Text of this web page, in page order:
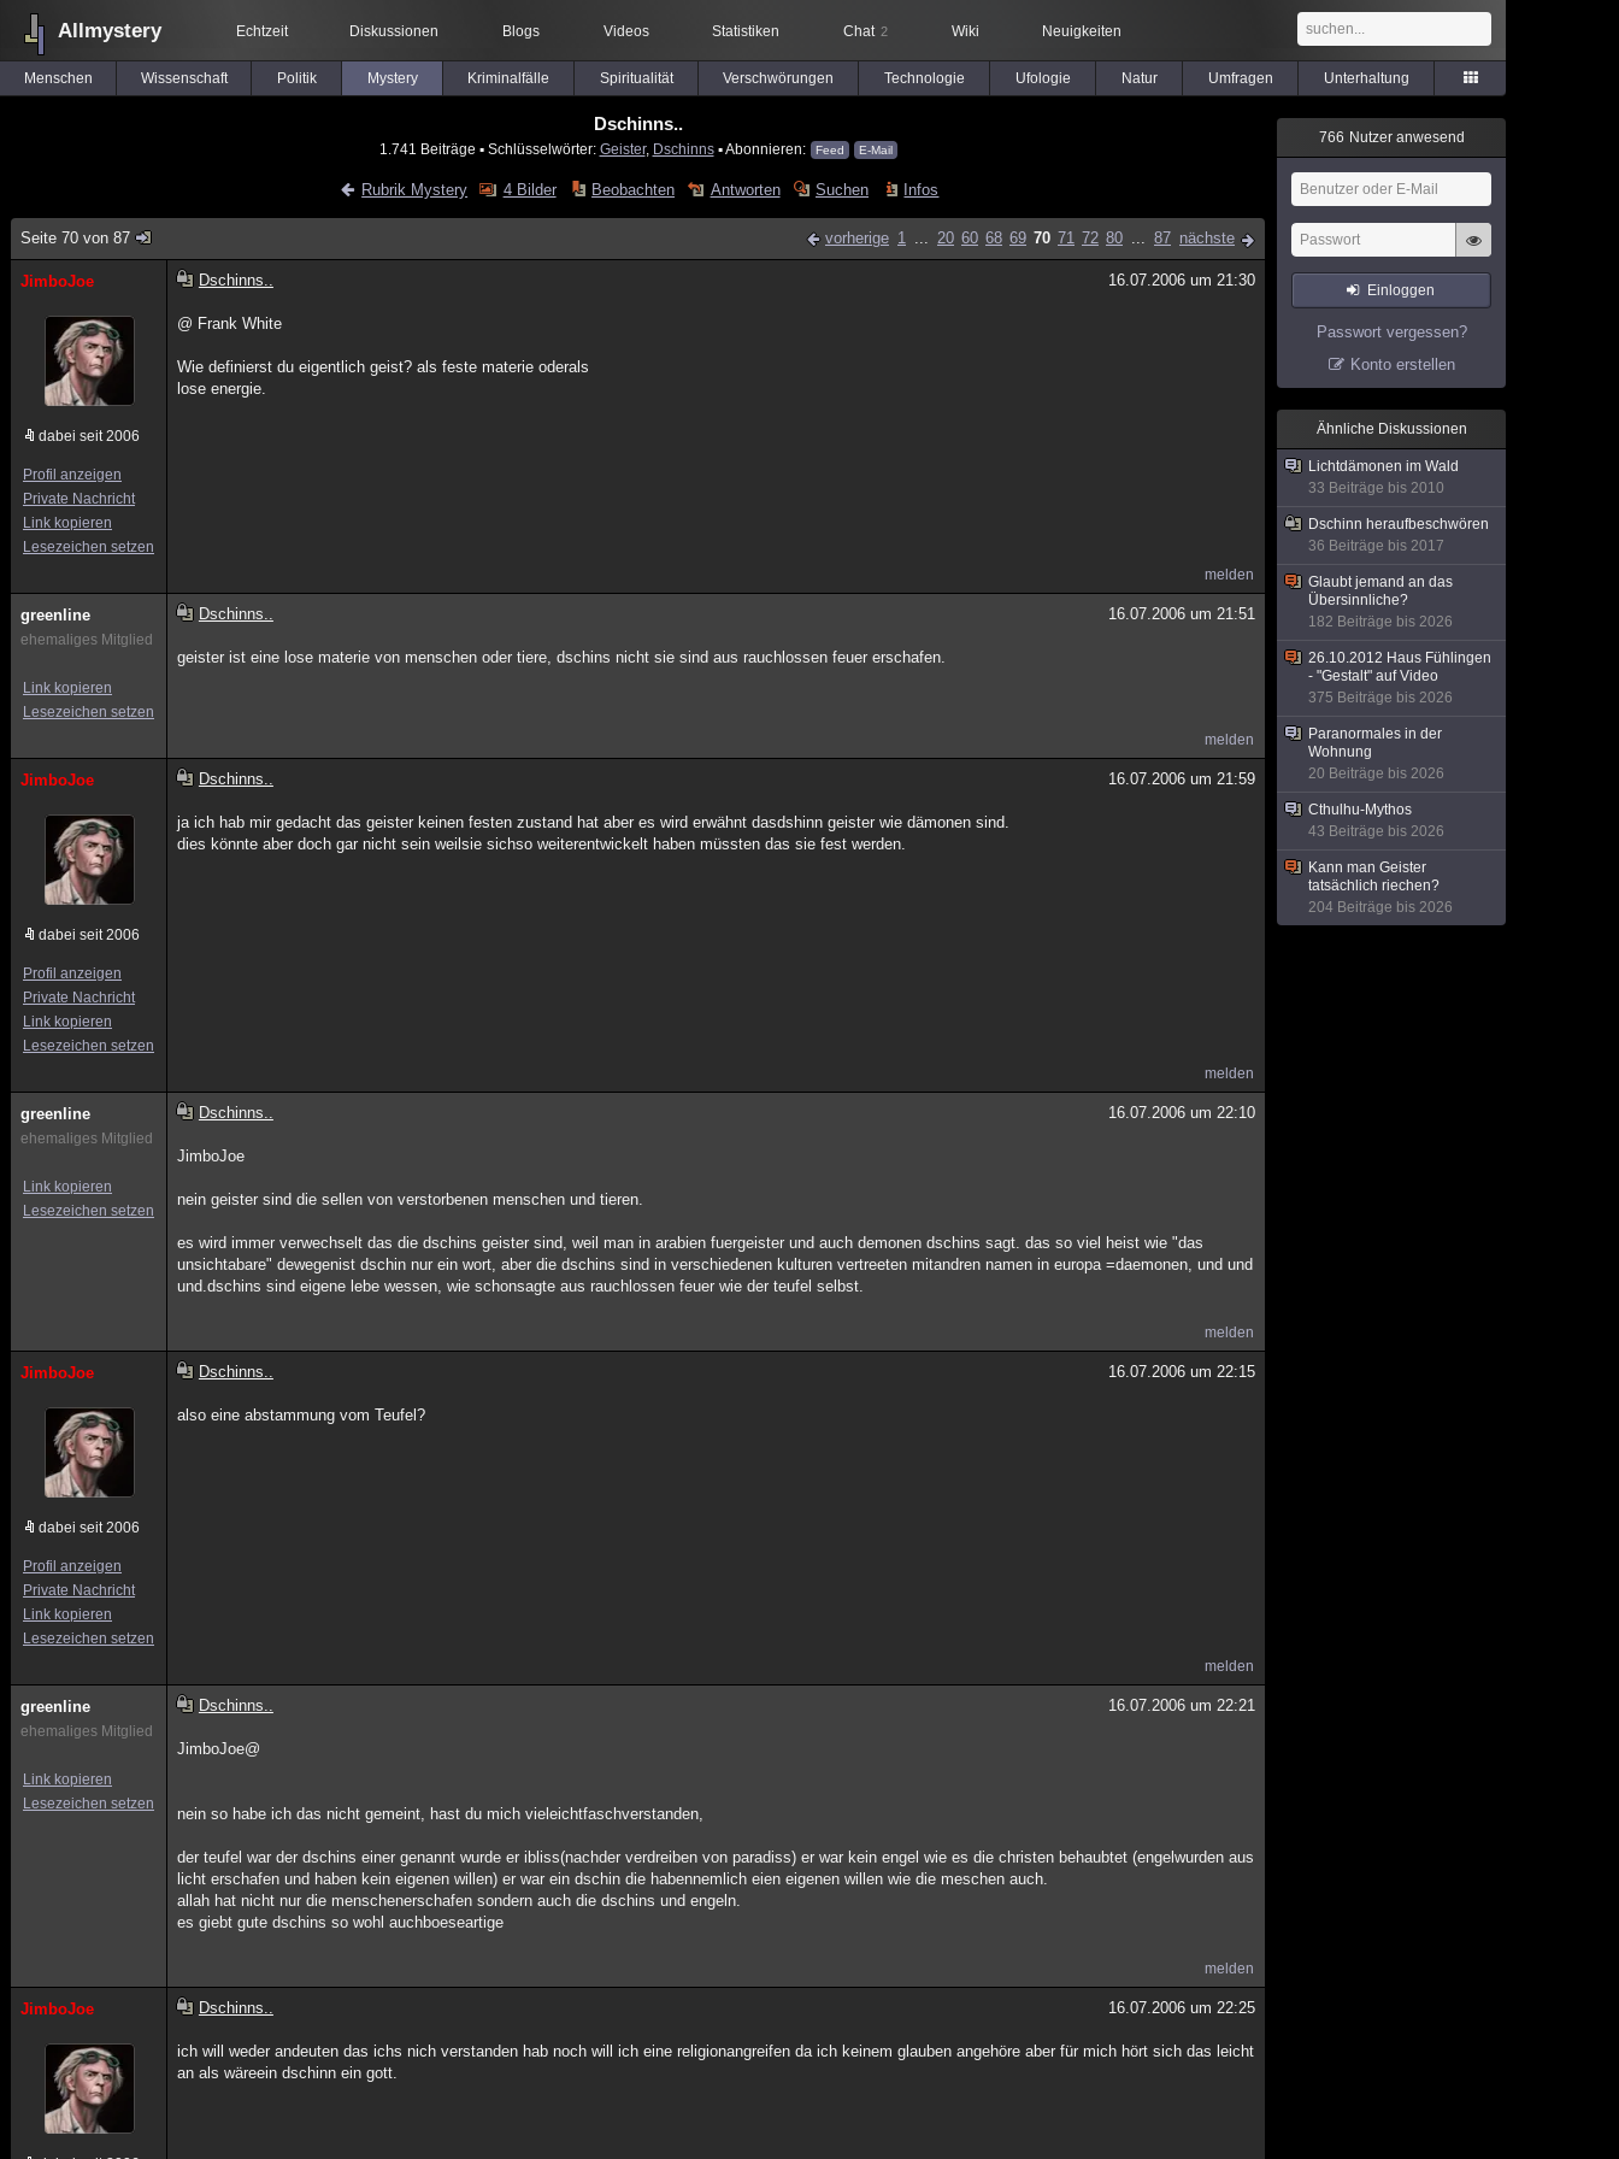
Allmystery Echtzeit Diskussionen Blogs Videos Statistiken Chat 2 Wiki Neuigkeiten
Menschen Wissenschaft Politik Mystery Kriminalfälle Spiritualität Verschwörungen Technologie Ufologie Natur Umfragen Unterhaltung
Dschinns..
1.741 Beiträge ▪ Schlüsselwörter: Geister, Dschinns▪ Abonnieren: Feed E-Mail
Rubrik Mystery 4 Bilder Beobachten Antworten Suchen Infos
Seite 70 von 87 vorherige 1 ... 20 60 68 69 70 71 72 80 ... 87 nächste
JimboJoe
dabei seit 2006
Profil anzeigen
Private Nachricht
Link kopieren
Lesezeichen setzen
Dschinns.. 16.07.2006 um 21:30
@ Frank White
Wie definierst du eigentlich geist? als feste materie oderals
lose energie.
melden
greenline
ehemaliges Mitglied
Link kopieren
Lesezeichen setzen
Dschinns.. 16.07.2006 um 21:51
geister ist eine lose materie von menschen oder tiere, dschins nicht sie sind aus rauchlossen feuer erschafen.
melden
JimboJoe
dabei seit 2006
Profil anzeigen
Private Nachricht
Link kopieren
Lesezeichen setzen
Dschinns.. 16.07.2006 um 21:59
ja ich hab mir gedacht das geister keinen festen zustand hat aber es wird erwähnt dasdshinn geister wie dämonen sind.
dies könnte aber doch gar nicht sein weilsie sichso weiterentwickelt haben müssten das sie fest werden.
melden
greenline
ehemaliges Mitglied
Link kopieren
Lesezeichen setzen
Dschinns.. 16.07.2006 um 22:10
JimboJoe
nein geister sind die sellen von verstorbenen menschen und tieren.
es wird immer verwechselt das die dschins geister sind, weil man in arabien fuergeister und auch demonen dschins sagt. das so viel heist wie "das
unsichtabare" dewegenist dschin nur ein wort, aber die dschins sind in verschiedenen kulturen vertreeten mitandren namen in europa =daemonen, und und
und.dschins sind eigene lebe wessen, wie schonsagte aus rauchlossen feuer wie der teufel selbst.
melden
JimboJoe
dabei seit 2006
Profil anzeigen
Private Nachricht
Link kopieren
Lesezeichen setzen
Dschinns.. 16.07.2006 um 22:15
also eine abstammung vom Teufel?
melden
greenline
ehemaliges Mitglied
Link kopieren
Lesezeichen setzen
Dschinns.. 16.07.2006 um 22:21
JimboJoe@
nein so habe ich das nicht gemeint, hast du mich vieleichtfaschverstanden,
der teufel war der dschins einer genannt wurde er ibliss(nachder verdreiben von paradiss) er war kein engel wie es die christen behaubtet (engelwurden aus
licht erschafen und haben kein eigenen willen) er war ein dschin die habennemlich eien eigenen willen wie die meschen auch.
allah hat nicht nur die menschenerschafen sondern auch die dschins und engeln.
es giebt gute dschins so wohl auchboeseartige
melden
JimboJoe Dschinns.. 16.07.2006 um 22:25
ich will weder andeuten das ichs nich verstanden hab noch will ich eine religionangreifen da ich keinem glauben angehöre aber für mich hört sich das leicht
an als wäreein dschinn ein gott.
766 Nutzer anwesend
Einloggen
Passwort vergessen?
Konto erstellen
Ähnliche Diskussionen
Lichtdämonen im Wald
33 Beiträge bis 2010
Dschinn heraufbeschwören
36 Beiträge bis 2017
Glaubt jemand an das
Übersinnliche?
182 Beiträge bis 2026
26.10.2012 Haus Fühlingen
- "Gestalt" auf Video
375 Beiträge bis 2026
Paranormales in der
Wohnung
20 Beiträge bis 2026
Cthulhu-Mythos
43 Beiträge bis 2026
Kann man Geister
tatsächlich riechen?
204 Beiträge bis 2026